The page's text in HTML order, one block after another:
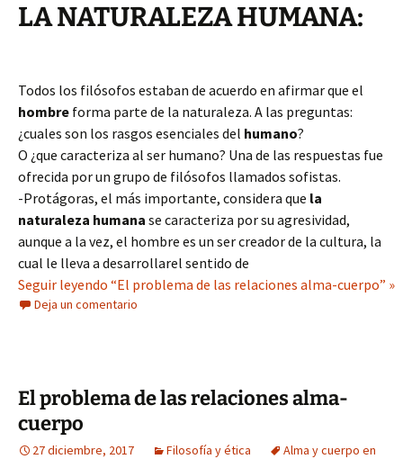
LA NATURALEZA HUMANA:
Todos los filósofos estaban de acuerdo en afirmar que el
hombre forma parte de la naturaleza. A las preguntas:
¿cuales son los rasgos esenciales del humano?
O ¿que caracteriza al ser humano? Una de las respuestas fue
ofrecida por un grupo de filósofos llamados sofistas.
-Protágoras, el más importante, considera que la
naturaleza humana se caracteriza por su agresividad,
aunque a la vez, el hombre es un ser creador de la cultura, la
cual le lleva a desarrollarel sentido de
Seguir leyendo “El problema de las relaciones alma-cuerpo” »
Deja un comentario
El problema de las relaciones alma-
cuerpo
27 diciembre, 2017 Filosofía y ética
Alma y cuerpo en